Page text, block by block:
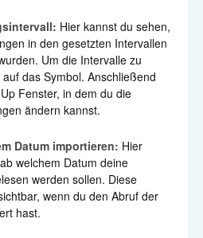
Hier kannst du sehen,
in den gesetzten Intervallen
Um die Intervalle zu
das Symbol. Anschließend
Fenster, in dem du die
ändern kannst.
Datum importieren: Hier
welchem Datum deine
werden sollen. Diese
wenn du den Abruf der
hast.